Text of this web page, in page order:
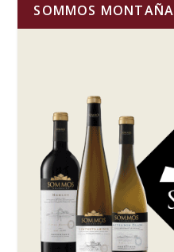
SOMMOS MONTAÑA